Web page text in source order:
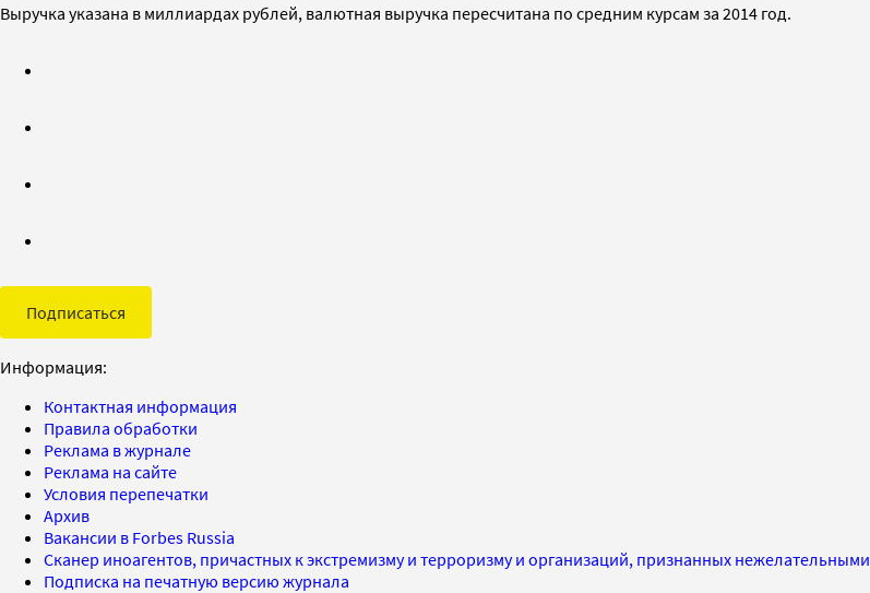
Выручка указана в миллиардах рублей, валютная выручка пересчитана по средним курсам за 2014 год.
Подписаться
Информация:
Контактная информация
Правила обработки
Реклама в журнале
Реклама на сайте
Условия перепечатки
Архив
Вакансии в Forbes Russia
Сканер иноагентов, причастных к экстремизму и терроризму и организаций, признанных нежелательными
Подписка на печатную версию журнала